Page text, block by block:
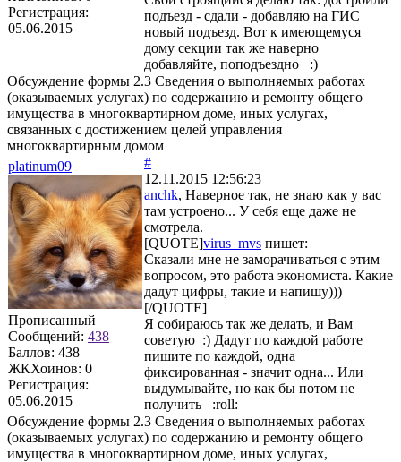
Регистрация:
05.06.2015
подъезд - сдали - добавляю на ГИС
новый подъезд. Вот к имеющемуся
дому секции так же наверно
добавляйте, поподъездно :)
Обсуждение формы 2.3 Сведения о выполняемых работах
(оказываемых услугах) по содержанию и ремонту общего
имущества в многоквартирном доме, иных услугах,
связанных с достижением целей управления
многоквартирным домом
platinum09
Прописанный
Сообщений: 438
Баллов: 438
ЖКХоинов: 0
Регистрация:
05.06.2015
#
12.11.2015 12:56:23
anchk, Наверное так, не знаю как у вас
там устроено... У себя еще даже не
смотрела.
[QUOTE]virus_mvs пишет:
Сказали мне не заморачиваться с этим
вопросом, это работа экономиста. Какие
дадут цифры, такие и напишу)))
[/QUOTE]
Я собираюсь так же делать, и Вам
советую :) Дадут по каждой работе
пишите по каждой, одна
фиксированная - значит одна... Или
выдумывайте, но как бы потом не
получить :roll:
Обсуждение формы 2.3 Сведения о выполняемых работах
(оказываемых услугах) по содержанию и ремонту общего
имущества в многоквартирном доме, иных услугах,